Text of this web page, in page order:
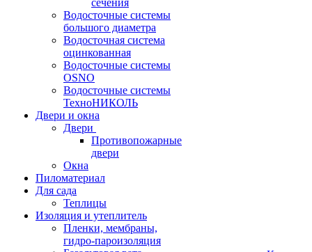
сечения
Водосточные системы
большого диаметра
Водосточная система
оцинкованная
Водосточные системы
OSNO
Водосточные системы
ТехноНИКОЛЬ
Двери и окна
Двери
Противопожарные
двери
Окна
Пиломатериал
Для сада
Теплицы
Изоляция и утеплитель
Пленки, мембраны,
гидро-пароизоляция